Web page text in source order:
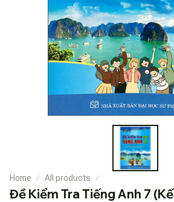
Home All products
Đề Kiểm Tra Tiếng Anh 7